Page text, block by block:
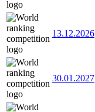
13.12.2026
30.01.2027